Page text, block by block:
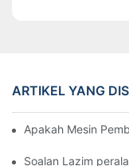
ARTIKEL YANG
Apakah Mesin
Soalan Lazim